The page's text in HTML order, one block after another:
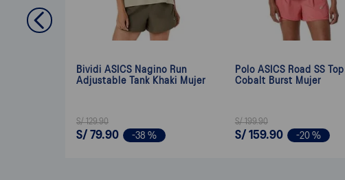
Bividi ASICS Nagino Run
Adjustable Tank Khaki Mujer
S/ 129.90
S/ 79.90 -38 %
Polo ASICS Road SS Top
Cobalt Burst Mujer
S/ 199.90
S/ 159.90 -20 %